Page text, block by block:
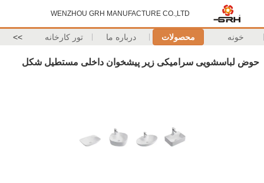
WENZHOU GRH MANUFACTURE CO.,LTD
خونه محصولات درباره ما تور کارخانه >>
حوض لباسشویی سرامیکی زیر پیشخوان داخلی مستطیل شکل